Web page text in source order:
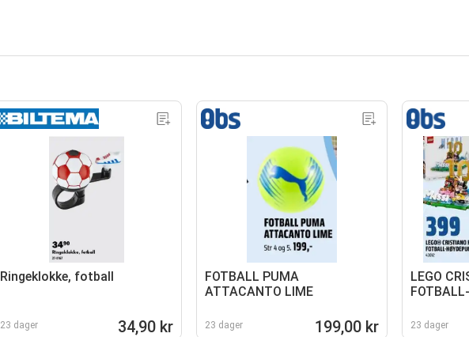
Ringeklokke, fotball
23 dager 34,90 kr
FOTBALL PUMA
ATTACANTO LIME
23 dager 199,00 kr
LEGO
23 dager